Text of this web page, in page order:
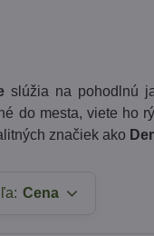
slúžia na pohodlnú
do mesta, viete ho
značiek ako
Cena